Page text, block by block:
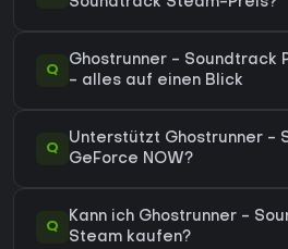
Q
Ghostrunner - Soundtrack
- alles auf einen Blick
Q
Unterstützt Ghostrunner -
GeForce NOW?
Q
Kann ich Ghostrunner -
Steam kaufen?